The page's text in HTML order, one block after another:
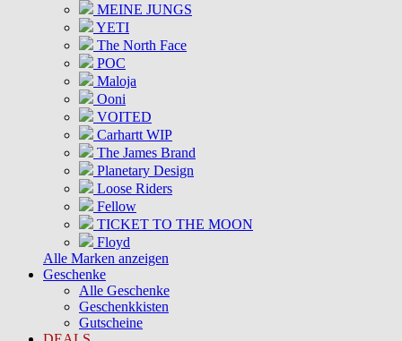
MEINE JUNGS
YETI
The North Face
POC
Maloja
Ooni
VOITED
Carhartt WIP
The James Brand
Planetary Design
Loose Riders
Fellow
TICKET TO THE MOON
Floyd
Alle Marken anzeigen
Geschenke
Alle Geschenke
Geschenkkisten
Gutscheine